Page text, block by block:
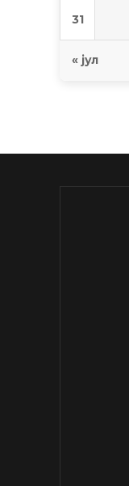
31
« јул